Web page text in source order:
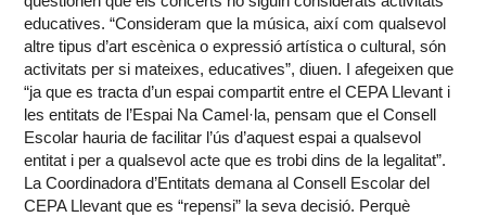
educatives. “Consideram que la música, així com qualsevol
altre tipus d’art escènica o expressió artística o cultural, són
activitats per si mateixes, educatives”, diuen. I afegeixen que
“ja que es tracta d’un espai compartit entre el CEPA Llevant i
les entitats de l’Espai Na Camel·la, pensam que el Consell
Escolar hauria de facilitar l’ús d’aquest espai a qualsevol
entitat i per a qualsevol acte que es trobi dins de la legalitat”.
La Coordinadora d’Entitats demana al Consell Escolar del
CEPA Llevant que es “repensi” la seva decisió. Perquè